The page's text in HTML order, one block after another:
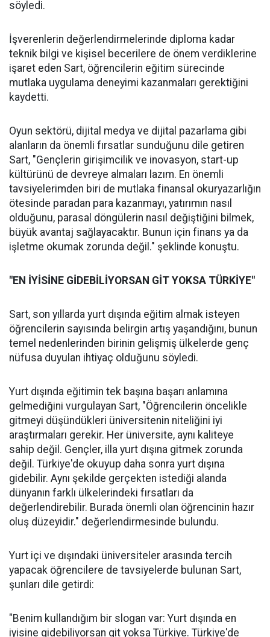
söyledi.
İşverenlerin değerlendirmelerinde diploma kadar
teknik bilgi ve kişisel becerilere de önem verdiklerine
işaret eden Sart, öğrencilerin eğitim sürecinde
mutlaka uygulama deneyimi kazanmaları gerektiğini
kaydetti.
Oyun sektörü, dijital medya ve dijital pazarlama gibi
alanların da önemli fırsatlar sunduğunu dile getiren
Sart, "Gençlerin girişimcilik ve inovasyon, start-up
kültürünü de devreye almaları lazım. En önemli
tavsiyelerimden biri de mutlaka finansal okuryazarlığın
ötesinde paradan para kazanmayı, yatırımın nasıl
olduğunu, parasal döngülerin nasıl değiştiğini bilmek,
büyük avantaj sağlayacaktır. Bunun için finans ya da
işletme okumak zorunda değil." şeklinde konuştu.
"EN İYİSİNE GİDEBİLİYORSAN GİT YOKSA TÜRKİYE"
Sart, son yıllarda yurt dışında eğitim almak isteyen
öğrencilerin sayısında belirgin artış yaşandığını, bunun
temel nedenlerinden birinin gelişmiş ülkelerde genç
nüfusa duyulan ihtiyaç olduğunu söyledi.
Yurt dışında eğitimin tek başına başarı anlamına
gelmediğini vurgulayan Sart, "Öğrencilerin öncelikle
gitmeyi düşündükleri üniversitenin niteliğini iyi
araştırmaları gerekir. Her üniversite, aynı kaliteye
sahip değil. Gençler, illa yurt dışına gitmek zorunda
değil. Türkiye'de okuyup daha sonra yurt dışına
gidebilir. Aynı şekilde gerçekten istediği alanda
dünyanın farklı ülkelerindeki fırsatları da
değerlendirebilir. Burada önemli olan öğrencinin hazır
oluş düzeyidir." değerlendirmesinde bulundu.
Yurt içi ve dışındaki üniversiteler arasında tercih
yapacak öğrencilere de tavsiyelerde bulunan Sart,
şunları dile getirdi:
"Benim kullandığım bir slogan var: Yurt dışında en
iyisine gidebiliyorsan git yoksa Türkiye. Türkiye'de